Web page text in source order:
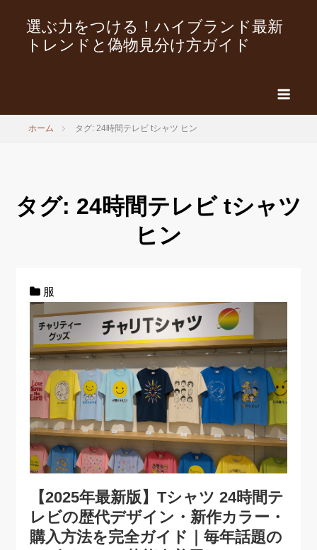
選ぶ力をつける！ハイブランド最新
トレンドと偽物見分け方ガイド
ホーム タグ: 24時間テレビ tシャツ ヒン
タグ: 24時間テレビ tシャツ
ヒン
服
【2025年最新版】Tシャツ 24時間テ
レビの歴代デザイン・新作カラー・
購入方法を完全ガイド｜毎年話題の